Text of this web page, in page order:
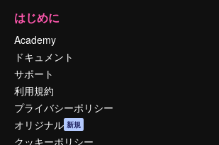
はじめに
Academy
ドキュメント
サポート
利用規約
プライバシーポリシー
オリジナル 新規
クッキーポリシー